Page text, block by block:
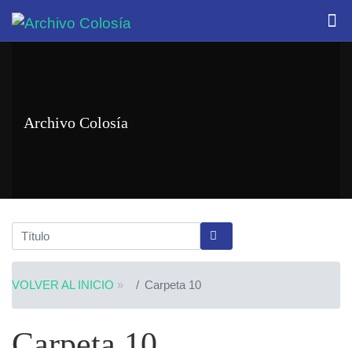
Archivo Colosía
VOLVER AL INICIO » Carpeta 10